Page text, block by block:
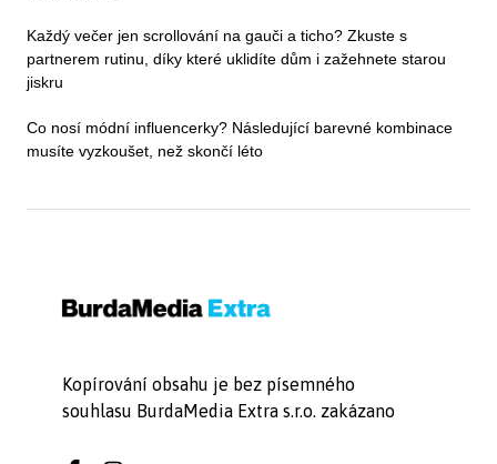
Každý večer jen scrollování na gauči a ticho? Zkuste s
partnerem rutinu, díky které uklidíte dům i zažehnete starou
jiskru
Co nosí módní influencerky? Následující barevné kombinace
musíte vyzkoušet, než skončí léto
Kopírování obsahu je bez písemného
souhlasu BurdaMedia Extra s.r.o. zakázano